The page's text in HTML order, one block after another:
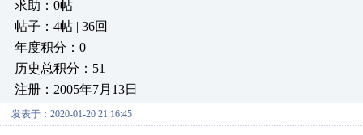
求助：0帖
帖子：4帖 | 36回
年度积分：0
历史总积分：51
注册：2005年7月13日
发表于：2020-01-20 21:16:45